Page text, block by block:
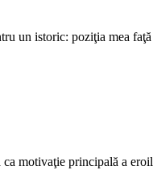
un istoric: poziţia mea
motivaţie principală a